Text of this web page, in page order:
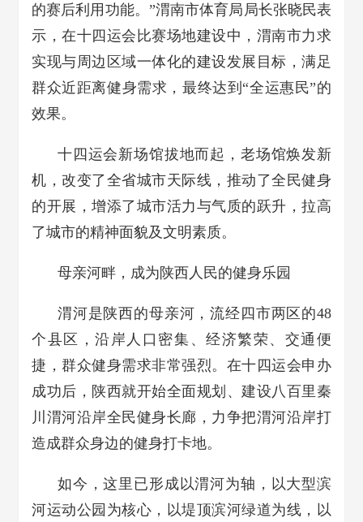
的赛后利用功能。”渭南市体育局局长张晓民表
示，在十四运会比赛场地建设中，渭南市力求
实现与周边区域一体化的建设发展目标，满足
群众近距离健身需求，最终达到“全运惠民”的
效果。
十四运会新场馆拔地而起，老场馆焕发新
机，改变了全省城市天际线，推动了全民健身
的开展，增添了城市活力与气质的跃升，拉高
了城市的精神面貌及文明素质。
母亲河畔，成为陕西人民的健身乐园
渭河是陕西的母亲河，流经四市两区的48
个县区，沿岸人口密集、经济繁荣、交通便
捷，群众健身需求非常强烈。在十四运会申办
成功后，陕西就开始全面规划、建设八百里秦
川渭河沿岸全民健身长廊，力争把渭河沿岸打
造成群众身边的健身打卡地。
如今，这里已形成以渭河为轴，以大型滨
河运动公园为核心，以堤顶滨河绿道为线，以